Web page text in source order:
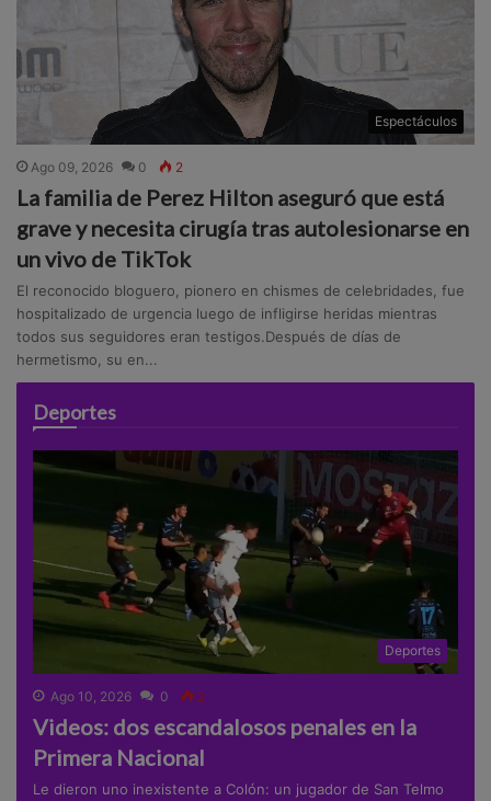
Espectáculos
Ago 09, 2026 0 2
La familia de Perez Hilton aseguró que está
grave y necesita cirugía tras autolesionarse en
un vivo de TikTok
El reconocido bloguero, pionero en chismes de celebridades, fue
hospitalizado de urgencia luego de infligirse heridas mientras
todos sus seguidores eran testigos.Después de días de
hermetismo, su en...
Deportes
Deportes
Ago 10, 2026 0 2
Videos: dos escandalosos penales en la
Primera Nacional
Le dieron uno inexistente a Colón: un jugador de San Telmo